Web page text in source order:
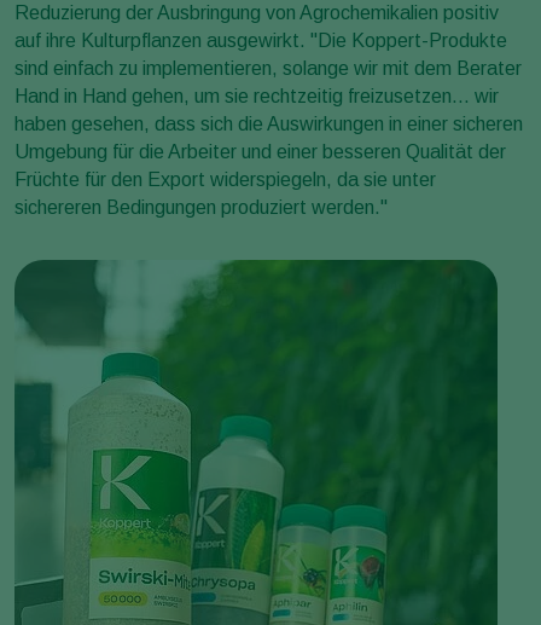
Reduzierung der Ausbringung von Agrochemikalien positiv
auf ihre Kulturpflanzen ausgewirkt. "Die Koppert-Produkte
sind einfach zu implementieren, solange wir mit dem Berater
Hand in Hand gehen, um sie rechtzeitig freizusetzen... wir
haben gesehen, dass sich die Auswirkungen in einer sicheren
Umgebung für die Arbeiter und einer besseren Qualität der
Früchte für den Export widerspiegeln, da sie unter
sichereren Bedingungen produziert werden."